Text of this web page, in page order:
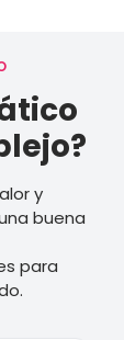
y
buena
para